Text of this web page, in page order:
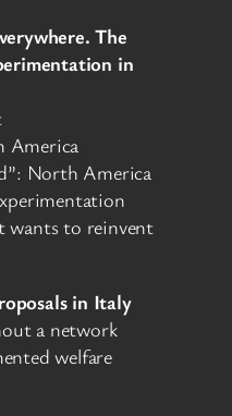
The
in
America
North America
wants to reinvent
in Italy
a network
welfare